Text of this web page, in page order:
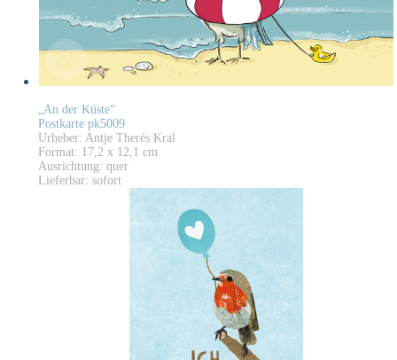
„An der Küste“
Postkarte pk5009
Urheber: Antje Therés Kral
Format: 17,2 x 12,1 cm
Ausrichtung: quer
Lieferbar: sofort